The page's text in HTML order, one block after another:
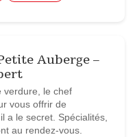
Auberge –
verdure, le chef
vous offrir de
a le secret. Spécialités,
au rendez-vous.